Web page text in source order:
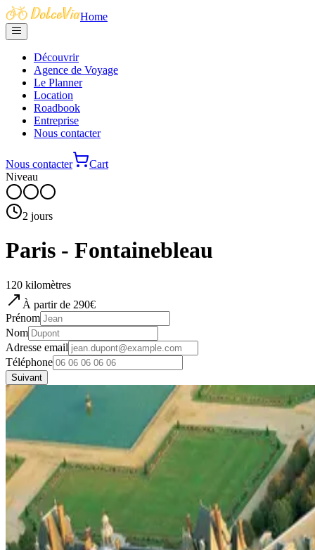
Home
Découvrir
Agence de Voyage
Le Planner
Location
Roadbook
Entreprise
Nous contacter
Nous contacter
Cart
Niveau
2 jours
Paris - Fontainebleau
120 kilomètres
À partir de 290€
Prénom
Nom
Adresse email
Téléphone
Suivant